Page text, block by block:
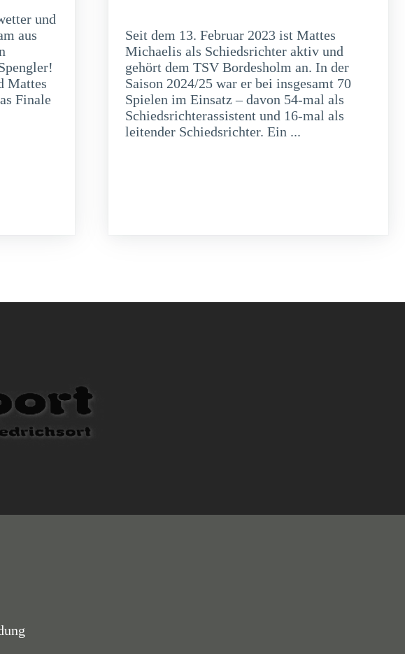
und
aus
Mattes
Finale
Seit dem 13. Februar 2023 ist Mattes
Michaelis als Schiedsrichter aktiv und
gehört dem TSV Bordesholm an. In der
Saison 2024/25 war er bei insgesamt 70
Spielen im Einsatz – davon 54-mal als
Schiedsrichterassistent und 16-mal als
leitender Schiedsrichter. Ein ...